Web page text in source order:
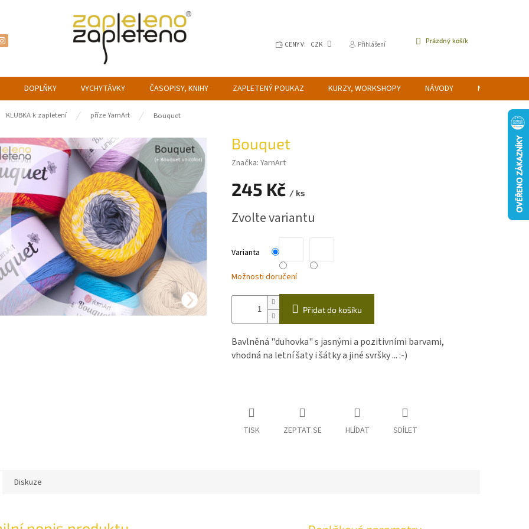
CENY V: CZK Přihlášení
NÁKUPNÍ
Prázdný košík
DOPLŇKY VYCHYTÁVKY ČASOPISY, KNIHY ZAPLETENÝ POUKAZ KURZY, WORKSHOPY NÁVODY NAPIŠTE NÁM
KLUBKA k zapletení příze YarnArt Bouquet
Bouquet
Značka: YarnArt
245 Kč / ks
cena:
Zvolte variantu
Varianta
Možnosti doručení
Přidat do košíku
Bavlněná "duhovka" s jasnými a pozitivními barvami,
vhodná na letní šaty i šátky a jiné svršky ... :-)
TISK ZEPTAT SE HLÍDAT SDÍLET
Diskuze